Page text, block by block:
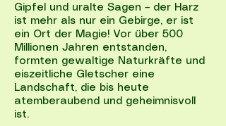
Gipfel und uralte Sagen – der Harz
ist mehr als nur ein Gebirge, er ist
ein Ort der Magie! Vor über 500
Millionen Jahren entstanden,
formten gewaltige Naturkräfte und
eiszeitliche Gletscher eine
Landschaft, die bis heute
atemberaubend und geheimnisvoll
ist.